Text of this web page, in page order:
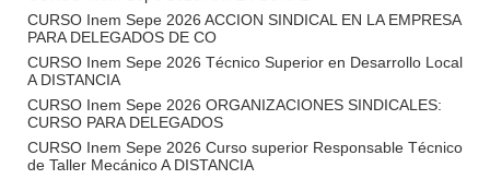
CURSO Inem Sepe 2026 ACCION SINDICAL EN LA EMPRESA
PARA DELEGADOS DE CO
CURSO Inem Sepe 2026 Técnico Superior en Desarrollo Local
A DISTANCIA
CURSO Inem Sepe 2026 ORGANIZACIONES SINDICALES:
CURSO PARA DELEGADOS
CURSO Inem Sepe 2026 Curso superior Responsable Técnico
de Taller Mecánico A DISTANCIA